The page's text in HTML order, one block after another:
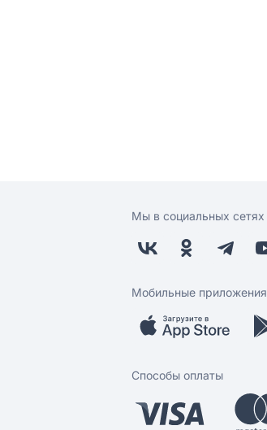
Мы в социальных сетях
Мобильные приложения
Способы оплаты